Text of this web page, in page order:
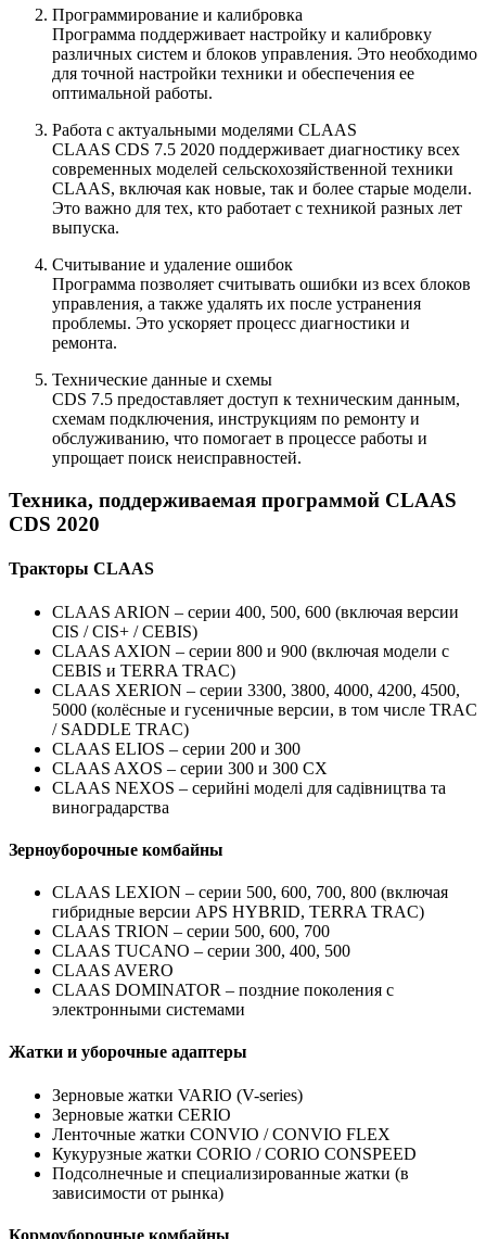
Программирование и калибровка
Программа поддерживает настройку и калибровку
различных систем и блоков управления. Это необходимо
для точной настройки техники и обеспечения ее
оптимальной работы.
Работа с актуальными моделями CLAAS
CLAAS CDS 7.5 2020 поддерживает диагностику всех
современных моделей сельскохозяйственной техники
CLAAS, включая как новые, так и более старые модели.
Это важно для тех, кто работает с техникой разных лет
выпуска.
Считывание и удаление ошибок
Программа позволяет считывать ошибки из всех блоков
управления, а также удалять их после устранения
проблемы. Это ускоряет процесс диагностики и
ремонта.
Технические данные и схемы
CDS 7.5 предоставляет доступ к техническим данным,
схемам подключения, инструкциям по ремонту и
обслуживанию, что помогает в процессе работы и
упрощает поиск неисправностей.
Техника, поддерживаемая программой CLAAS
CDS 2020
Тракторы CLAAS
CLAAS ARION – серии 400, 500, 600 (включая версии
CIS / CIS+ / CEBIS)
CLAAS AXION – серии 800 и 900 (включая модели с
CEBIS и TERRA TRAC)
CLAAS XERION – серии 3300, 3800, 4000, 4200, 4500,
5000 (колёсные и гусеничные версии, в том числе TRAC
/ SADDLE TRAC)
CLAAS ELIOS – серии 200 и 300
CLAAS AXOS – серии 300 и 300 CX
CLAAS NEXOS – серийні моделі для садівництва та
виноградарства
Зерноуборочные комбайны
CLAAS LEXION – серии 500, 600, 700, 800 (включая
гибридные версии APS HYBRID, TERRA TRAC)
CLAAS TRION – серии 500, 600, 700
CLAAS TUCANO – серии 300, 400, 500
CLAAS AVERO
CLAAS DOMINATOR – поздние поколения с
электронными системами
Жатки и уборочные адаптеры
Зерновые жатки VARIO (V-series)
Зерновые жатки CERIO
Ленточные жатки CONVIO / CONVIO FLEX
Кукурузные жатки CORIO / CORIO CONSPEED
Подсолнечные и специализированные жатки (в
зависимости от рынка)
Кормоуборочные комбайны